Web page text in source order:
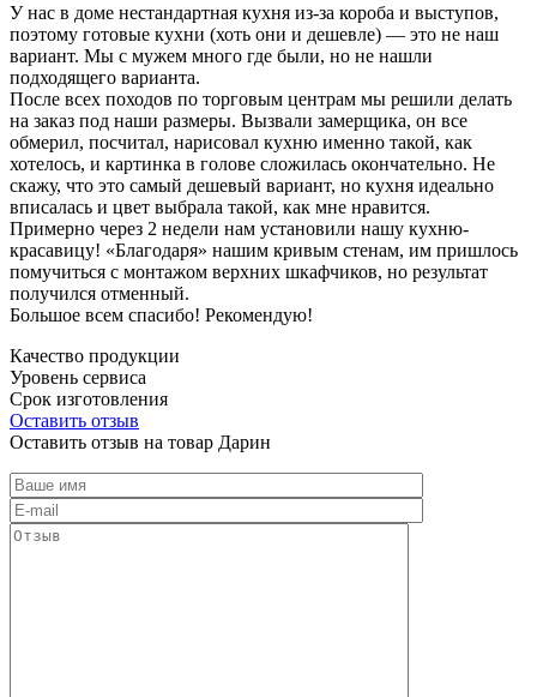
У нас в доме нестандартная кухня из-за короба и выступов,
поэтому готовые кухни (хоть они и дешевле) — это не наш
вариант. Мы с мужем много где были, но не нашли
подходящего варианта.
После всех походов по торговым центрам мы решили делать
на заказ под наши размеры. Вызвали замерщика, он все
обмерил, посчитал, нарисовал кухню именно такой, как
хотелось, и картинка в голове сложилась окончательно. Не
скажу, что это самый дешевый вариант, но кухня идеально
вписалась и цвет выбрала такой, как мне нравится.
Примерно через 2 недели нам установили нашу кухню-
красавицу! «Благодаря» нашим кривым стенам, им пришлось
помучиться с монтажом верхних шкафчиков, но результат
получился отменный.
Большое всем спасибо! Рекомендую!
Качество продукции
Уровень сервиса
Срок изготовления
Оставить отзыв
Оставить отзыв на товар Дарин